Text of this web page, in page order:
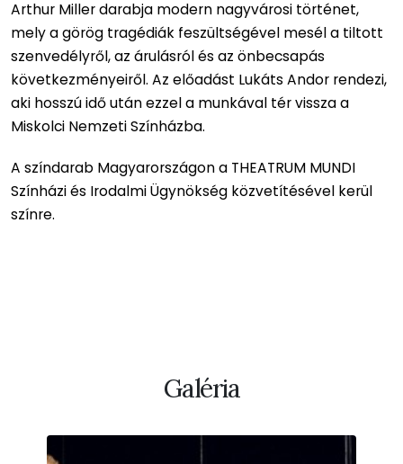
Arthur Miller darabja modern nagyvárosi történet,
mely a görög tragédiák feszültségével mesél a tiltott
szenvedélyről, az árulásról és az önbecsapás
következményeiről. Az előadást Lukáts Andor rendezi,
aki hosszú idő után ezzel a munkával tér vissza a
Miskolci Nemzeti Színházba.
A színdarab Magyarországon a THEATRUM MUNDI
Színházi és Irodalmi Ügynökség közvetítésével kerül
színre.
Galéria